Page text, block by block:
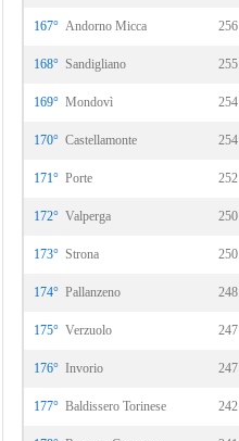
167° Andorno Micca 256
168° Sandigliano 255
169° Mondovì 254
170° Castellamonte 254
171° Porte 252
172° Valperga 250
173° Strona 250
174° Pallanzeno 248
175° Verzuolo 247
176° Invorio 247
177° Baldissero Torinese 242